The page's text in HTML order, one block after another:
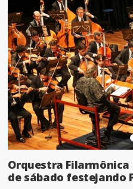
Orquestra
de sábado festejando